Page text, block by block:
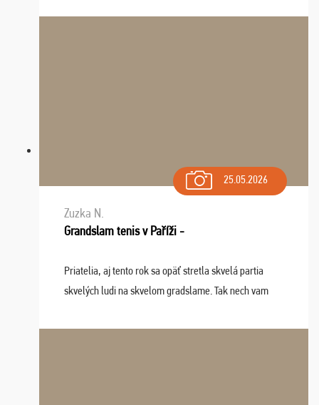
osudu - pohodový šefík Meďo, dobrá parti ...
25.05.2026
Zuzka N.
Grandslam tenis v Paříži -
Priatelia, aj tento rok sa opäť stretla skvelá partia
skvelých ludi na skvelom gradslame. Tak nech vam
sa na budúci rok. Prajem vam este veľa ta ...